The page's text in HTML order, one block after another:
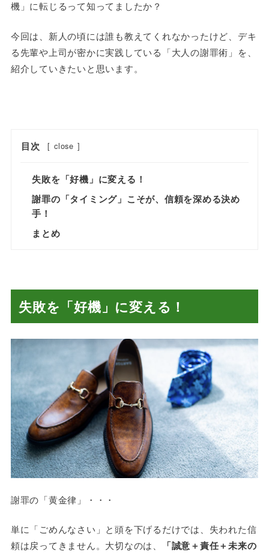
機」に転じるって知ってましたか？
今回は、新人の頃には誰も教えてくれなかったけど、デキ
る先輩や上司が密かに実践している「大人の謝罪術」を、
紹介していきたいと思います。
目次 [ close ]
失敗を「好機」に変える！
謝罪の「タイミング」こそが、信頼を深める決め
手！
まとめ
失敗を「好機」に変える！
謝罪の「黄金律」・・・
単に「ごめんなさい」と頭を下げるだけでは、失われた信
頼は戻ってきません。大切なのは、
「誠意＋責任＋未来の